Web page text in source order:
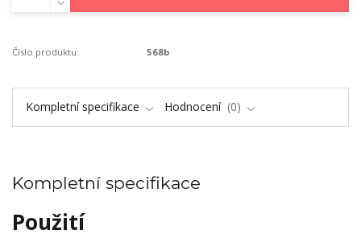
Číslo produktu: 568b
Kompletní specifikace Hodnocení 0
Kompletní specifikace
Použití